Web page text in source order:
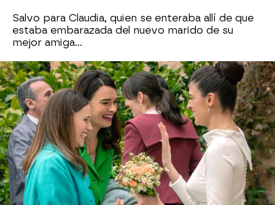
Salvo para Claudia, quien se enteraba allí de que
estaba embarazada del nuevo marido de su
mejor amiga...
Estos y muchos más momentos han sacudido a
los espectadores de Sueños de libertad, los De la
Reina, los Merino, los trabajadores de la fábrica y
sus líos múltiples entre todos. ¿Qué más vendrá
en los próximos capítulos?
¡No te lo pierdas!
Antena 3 » Series » Sueños de libertad